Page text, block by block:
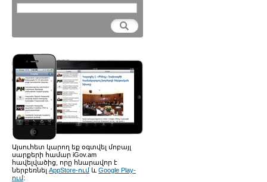
Այսուհետ կարող եք օգտվել մոբայլ
սարքերի համար iGov.am
հավելվածից, որը հնարավոր է
ներբեռնել AppStore-ում և Google Play-
ում: